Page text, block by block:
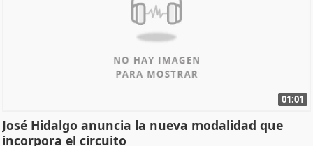
01:01
José Hidalgo anuncia la nueva modalidad que
incorpora el circuito